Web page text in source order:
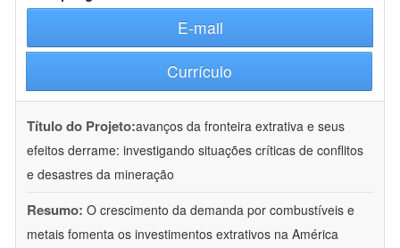
E-mail
Currículo
Título do Projeto:avanços da fronteira extrativa e seus
efeitos derrame: investigando situações críticas de conflitos
e desastres da mineração
Resumo: O crescimento da demanda por combustíveis e
metais fomenta os investimentos extrativos na América